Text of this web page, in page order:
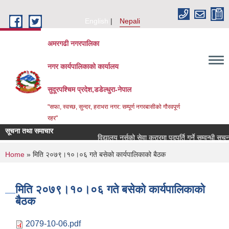
English
Nepali
अमरगढी नगरपालिका
नगर कार्यपालिकाको कार्यालय
सुदूरपश्चिम प्रदेश,डडेल्धुरा-नेपाल
"सफा, स्वच्छ, सुन्दर, हराभरा नगर: सम्पूर्ण नगरबासीको गौरवपूर्ण
रहर"
सूचना तथा समाचार
विद्यालय नर्सको सेवा करारमा पदपूर्ति गर्ने सम्वन्धी
You are here
Home » मिति २०७९।१०।०६ गते बसेको कार्यपालिकाको बैठक
मिति २०७९।१०।०६ गते बसेको कार्यपालिकाको
बैठक
2079-10-06.pdf